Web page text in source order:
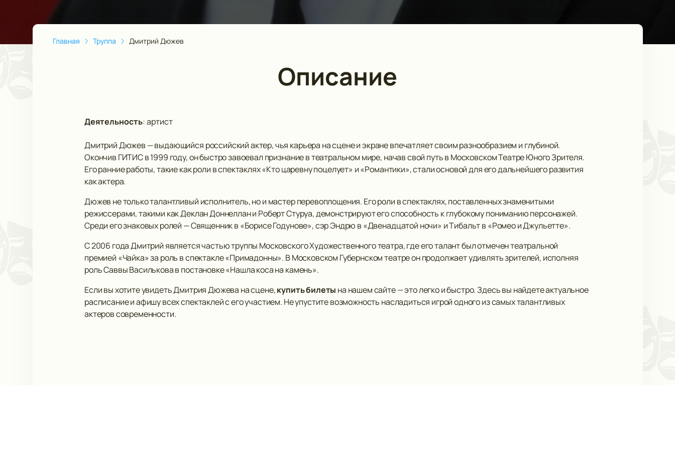
Главная Труппа Дмитрий Дюжев
Описание
Деятельность:артист
Дмитрий Дюжев — выдающийся российский актер, чья карьера на сцене и экране впечатляет своим разнообразием и глубиной.
Окончив ГИТИС в 1999 году, он быстро завоевал признание в театральном мире, начав свой путь в Московском Театре Юного Зрителя.
Его ранние работы, такие как роли в спектаклях «Кто царевну поцелует» и «Романтики», стали основой для его дальнейшего развития
как актера.
Дюжев не только талантливый исполнитель, но и мастер перевоплощения. Его роли в спектаклях, поставленных знаменитыми
режиссерами, такими как Деклан Доннеллан и Роберт Стуруа, демонстрируют его способность к глубокому пониманию персонажей.
Среди его знаковых ролей — Священник в «Борисе Годунове», сэр Эндрю в «Двенадцатой ночи» и Тибальт в «Ромео и Джульетте».
С 2006 года Дмитрий является частью труппы Московского Художественного театра, где его талант был отмечен театральной
премией «Чайка» за роль в спектакле «Примадонны». В Московском Губернском театре он продолжает удивлять зрителей, исполняя
роль Саввы Василькова в постановке «Нашла коса на камень».
Если вы хотите увидеть Дмитрия Дюжева на сцене,купить билеты на нашем сайте — это легко и быстро. Здесь вы найдете актуальное
расписание и афишу всех спектаклей с его участием. Не упустите возможность насладиться игрой одного из самых талантливых
актеров современности.